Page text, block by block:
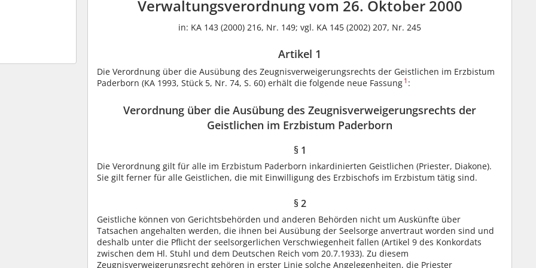
Verwaltungsverordnung vom 26. Oktober 2000
in: KA 143 (2000) 216, Nr. 149; vgl. KA 145 (2002) 207, Nr. 245
Artikel 1
Die Verordnung über die Ausübung des Zeugnisverweigerungsrechts der Geistlichen im Erzbistum
Paderborn (KA 1993, Stück 5, Nr. 74, S. 60) erhält die folgende neue Fassung 1 :
Verordnung über die Ausübung des Zeugnisverweigerungsrechts der
Geistlichen im Erzbistum Paderborn
§ 1
Die Verordnung gilt für alle im Erzbistum Paderborn inkardinierten Geistlichen (Priester, Diakone).
Sie gilt ferner für alle Geistlichen, die mit Einwilligung des Erzbischofs im Erzbistum tätig sind.
§ 2
Geistliche können von Gerichtsbehörden und anderen Behörden nicht um Auskünfte über
Tatsachen angehalten werden, die ihnen bei Ausübung der Seelsorge anvertraut worden sind und
deshalb unter die Pflicht der seelsorgerlichen Verschwiegenheit fallen (Artikel 9 des Konkordats
zwischen dem Hl. Stuhl und dem Deutschen Reich vom 20.7.1933). Zu diesem
Zeugnisverweigerungsrecht gehören in erster Linie solche Angelegenheiten, die Priester